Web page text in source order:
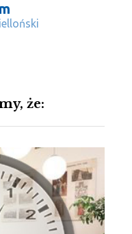
że: